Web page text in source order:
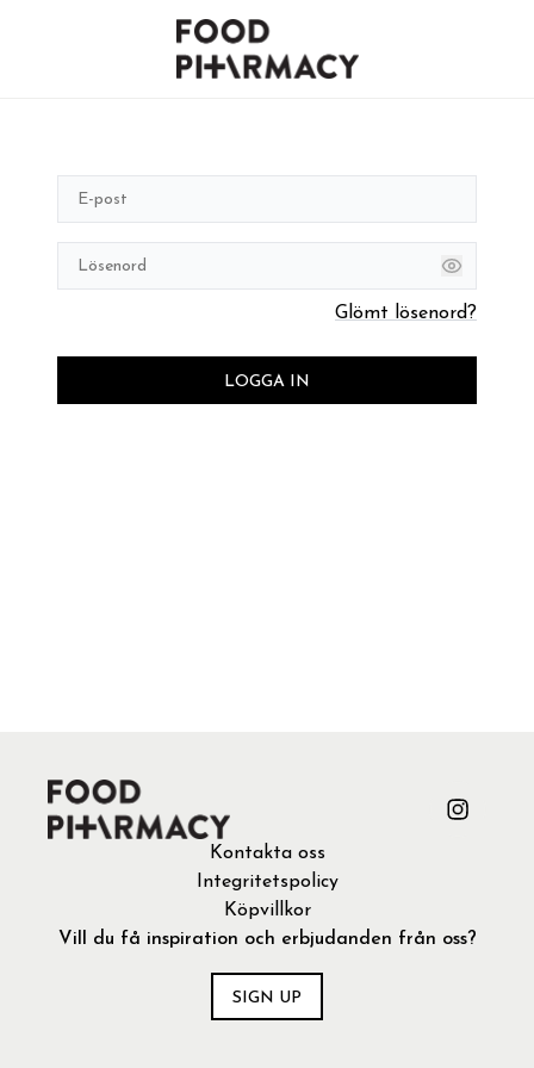
Glömt lösenord?
LOGGA IN
Kontakta oss
Integritetspolicy
Köpvillkor
Vill du få inspiration och erbjudanden från oss?
SIGN UP